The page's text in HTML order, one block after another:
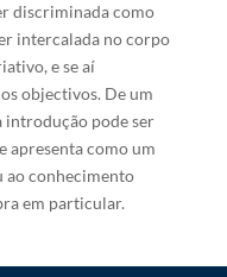
discriminada como
intercalada no corpo
e se aí
objectivos. De um
pode ser
apresenta como um
ao conhecimento
em particular.